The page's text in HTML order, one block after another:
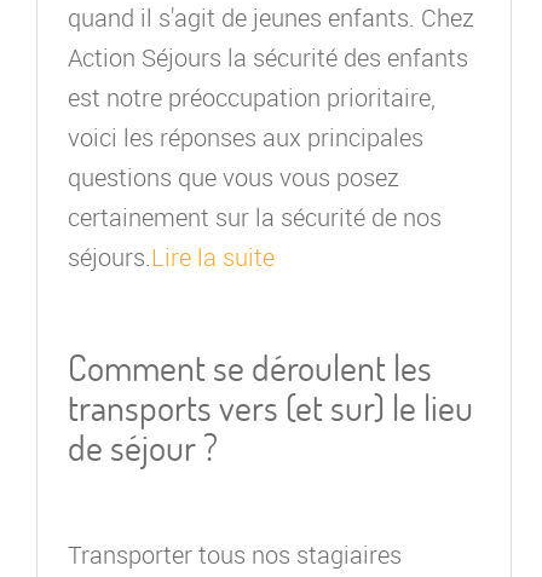
quand il s'agit de jeunes enfants. Chez
Action Séjours la sécurité des enfants
est notre préoccupation prioritaire,
voici les réponses aux principales
questions que vous vous posez
certainement sur la sécurité de nos
séjours.Lire la suite
Comment se déroulent les
transports vers (et sur) le lieu
de séjour ?
Transporter tous nos stagiaires